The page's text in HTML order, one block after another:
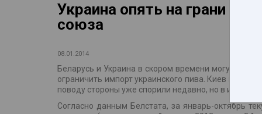
Украина опять на грани
союза
08.01.2014
Беларусь и Украина в скором времени могут
ограничить импорт украинского пива. Киев
поводу стороны уже спорили недавно, но в итоге
Согласно данным Белстата, за январь-октябрь